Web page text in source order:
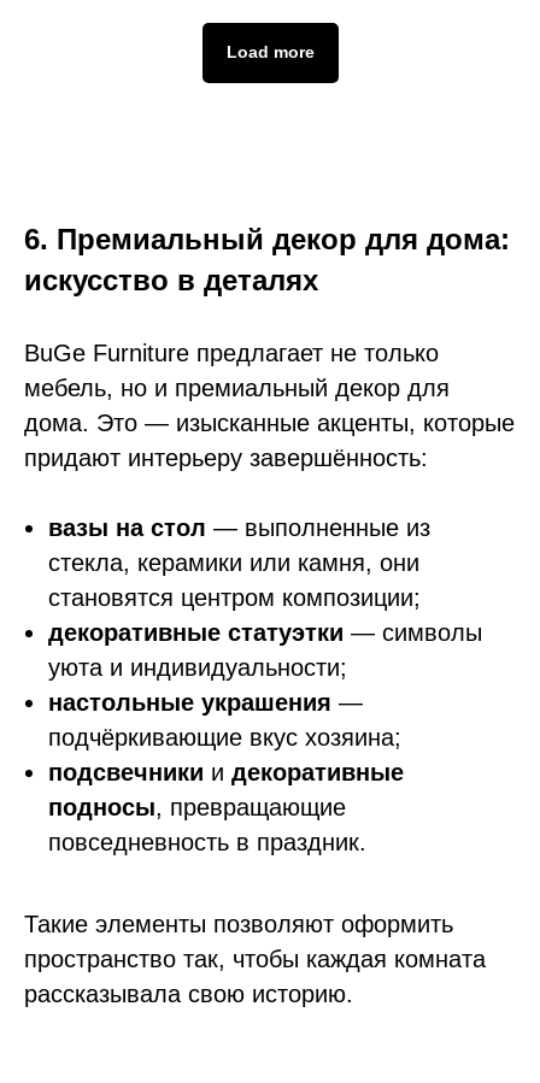
Load more
6. Премиальный декор для дома:
искусство в деталях
BuGe Furniture предлагает не только
мебель, но и премиальный декор для
дома. Это — изысканные акценты, которые
придают интерьеру завершённость:
вазы на стол — выполненные из
стекла, керамики или камня, они
становятся центром композиции;
декоративные статуэтки — символы
уюта и индивидуальности;
настольные украшения —
подчёркивающие вкус хозяина;
подсвечники и декоративные
подносы, превращающие
повседневность в праздник.
Такие элементы позволяют оформить
пространство так, чтобы каждая комната
рассказывала свою историю.